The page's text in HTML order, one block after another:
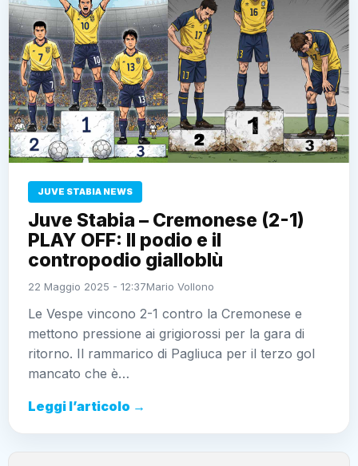
JUVE STABIA NEWS
Juve Stabia – Cremonese (2-1)
PLAY OFF: Il podio e il
contropodio gialloblù
22 Maggio 2025 - 12:37Mario Vollono
Le Vespe vincono 2-1 contro la Cremonese e
mettono pressione ai grigiorossi per la gara di
ritorno. Il rammarico di Pagliuca per il terzo gol
mancato che è…
Leggi l’articolo →